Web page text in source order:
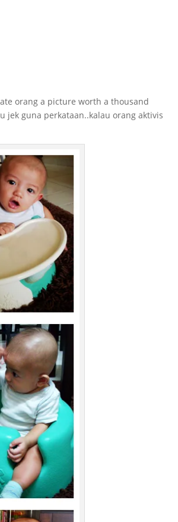
orang a picture worth a thousand
guna perkataan..kalau orang aktivis